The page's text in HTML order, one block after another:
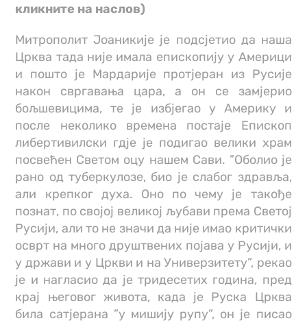
кликните на наслов)
Митрополит Јоаникије је подсјетио да наша
Црква тада није имала епископију у Америци
и пошто је Мардарије протјеран из Русије
након свргавања цара, а он се замјерио
бољшевицима, те је избјегао у Америку и
после неколико времена постаје Епископ
либертивилски гдје је подигао велики храм
посвећен Светом оцу нашем Сави. ”Оболио је
рано од туберкулозе, био је слабог здравља,
али крепког духа. Оно по чему је такође
познат, по својој великој љубави према Светој
Русији, али то не значи да није имао критички
осврт на много друштвених појава у Русији, и
у држави и у Цркви и на Универзитету”, рекао
је и нагласио да је тридесетих година, пред
крај његовог живота, када је Руска Црква
била сатјерана ”у мишију рупу”, он је писао